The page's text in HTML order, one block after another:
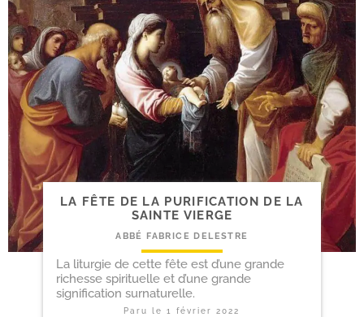
LA FÊTE DE LA PURIFICATION DE LA
SAINTE VIERGE
ABBÉ FABRICE DELESTRE
La liturgie de cette fête est d’une grande
richesse spirituelle et d’une grande
signification surnaturelle.
Paru le1 février 2022